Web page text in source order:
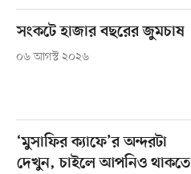
সংকটে হাজার বছরের জুমচাষ
০৬ আগস্ট ২০২৬
‘মুসাফির ক্যাফে’র অন্দরটা
দেখুন, চাইলে আপনিও থাকতে